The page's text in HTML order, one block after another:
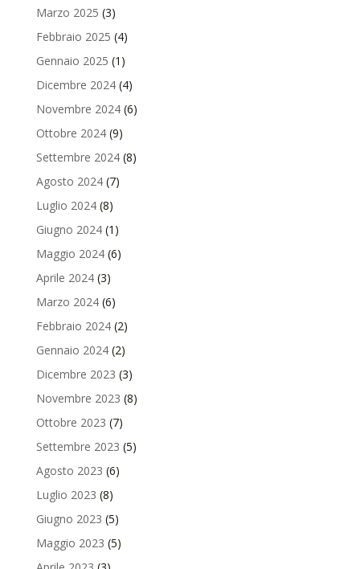
Marzo 2025 (3)
Febbraio 2025 (4)
Gennaio 2025 (1)
Dicembre 2024(4)
Novembre 2024(6)
Ottobre 2024(9)
Settembre 2024(8)
Agosto 2024(7)
Luglio 2024(8)
Giugno 2024(1)
Maggio 2024(6)
Aprile 2024(3)
Marzo 2024(6)
Febbraio 2024(2)
Gennaio 2024(2)
Dicembre 2023 (3)
Novembre 2023 (8)
Ottobre 2023 (7)
Settembre 2023 (5)
Agosto 2023 (6)
Luglio 2023 (8)
Giugno 2023 (5)
Maggio 2023 (5)